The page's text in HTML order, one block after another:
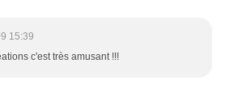
15:39
c'est très amusant !!!